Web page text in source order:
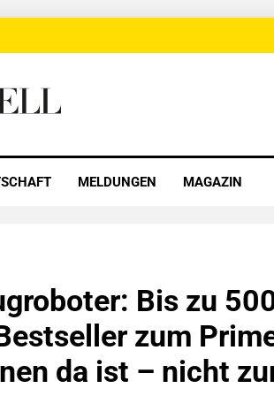
MELDUNGEN MAGAZIN
Bis zu
zum
da ist – nicht